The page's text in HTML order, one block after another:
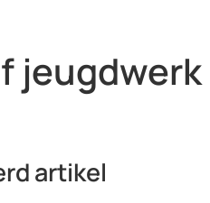
jeugdwerk
artikel